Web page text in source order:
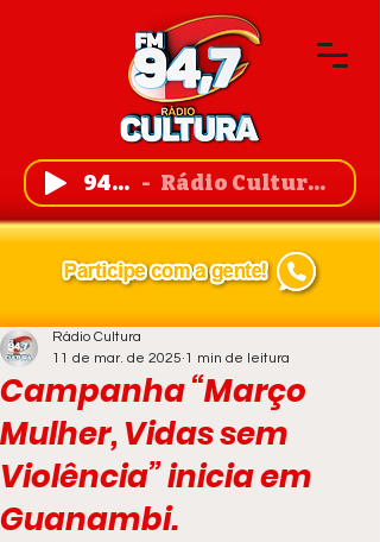
94,7 FM Rádio Cultura de Guanambi
Campanha “Março
Mulher, Vidas sem
Violência” inicia em
Guanambi.
Rádio Cultura
11 de mar. de 2025 1 min de leitura